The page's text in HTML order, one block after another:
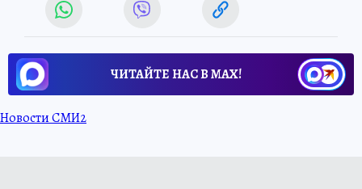
ЧИТАЙТЕ НАС В МАХ!
Новости СМИ2